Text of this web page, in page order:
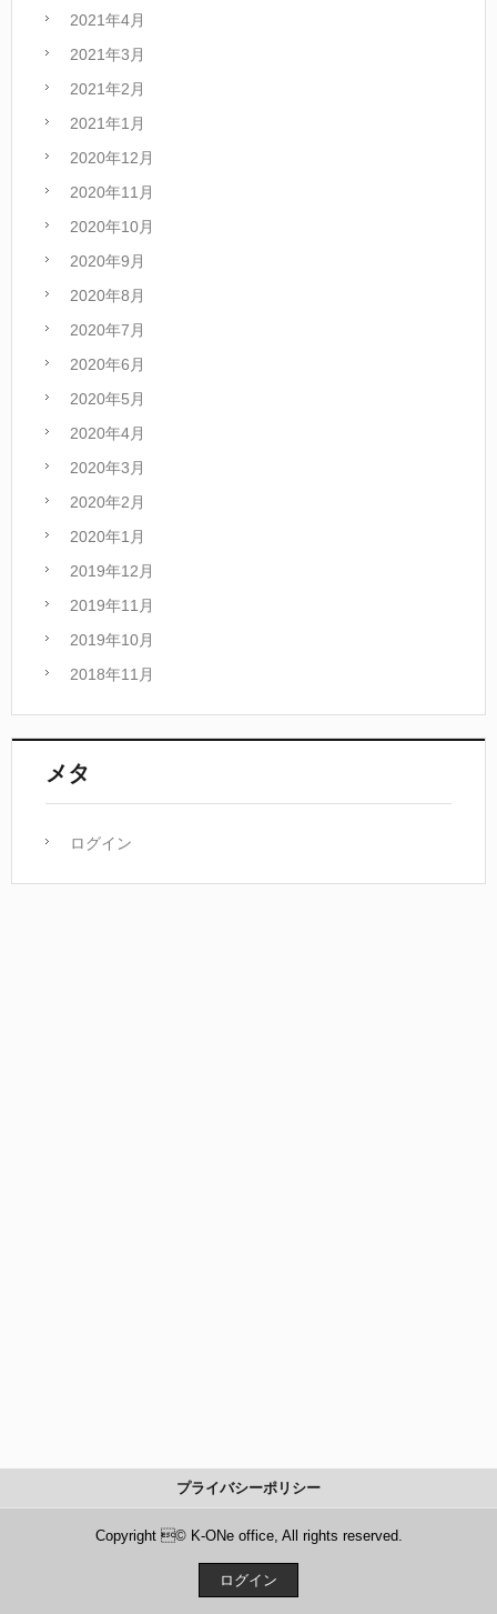
2021年4月
2021年3月
2021年2月
2021年1月
2020年12月
2020年11月
2020年10月
2020年9月
2020年8月
2020年7月
2020年6月
2020年5月
2020年4月
2020年3月
2020年2月
2020年1月
2019年12月
2019年11月
2019年10月
2018年11月
メタ
ログイン
プライバシーポリシー
Copyright © K-ONe office, All rights reserved.
ログイン